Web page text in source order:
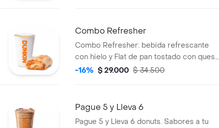
Combo Refresher
Combo Refresher: bebida refrescante
con hielo y Flat de pan tostado con queso
y carnes frías.
-16% $ 29.000 $ 34.500
Pague 5 y Lleva 6
Pague 5 y Lleva 6 donuts. Sabores a tu